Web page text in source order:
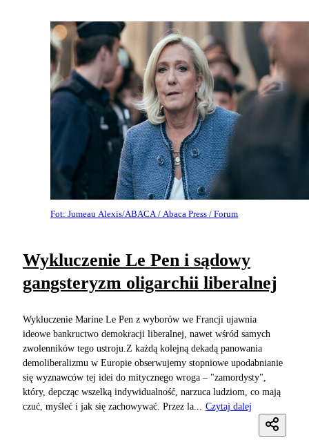
Fot: Jumeau Alexis/ABACA / Abaca Press / Forum
Wykluczenie Le Pen i sądowy
gangsteryzm oligarchii liberalnej
Wykluczenie Marine Le Pen z wyborów we Francji ujawnia
ideowe bankructwo demokracji liberalnej, nawet wśród samych
zwolenników tego ustroju.Z każdą kolejną dekadą panowania
demoliberalizmu w Europie obserwujemy stopniowe upodabnianie
się wyznawców tej idei do mitycznego wroga – "zamordysty",
który, depcząc wszelką indywidualność, narzuca ludziom, co mają
czuć, myśleć i jak się zachowywać. Przez la...
Czytaj dalej